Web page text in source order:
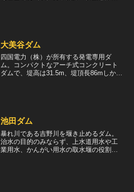
大美谷ダム
四国電力（株）が所有する発電専用ダ
ム。コンパクトなアーチ式コンクリート
ダムで、堤高は31.5m、堤頂長86mしかな
池田ダム
暴れ川である吉野川を堰き止めるダム。
治水の目的のみならず、上水道用水や工
業用水、かんがい用水の取水堰の役割も